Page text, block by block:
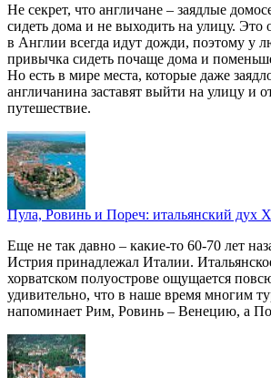
Не секрет, что англичане – заядлые
сидеть дома и не выходить на улицу. Это
в Англии всегда идут дожди, поэтому у
привычка сидеть почаще дома и
Но есть в мире места, которые даже
англичанина заставят выйти на улицу и
путешествие.
Пула, Ровинь и Пореч: итальянский дух
Еще не так давно – какие-то 60-70 лет
Истрия принадлежал Италии.
хорватском полуострове ощущается
удивительно, что в наше время многим
напоминает Рим, Ровинь – Венецию, а